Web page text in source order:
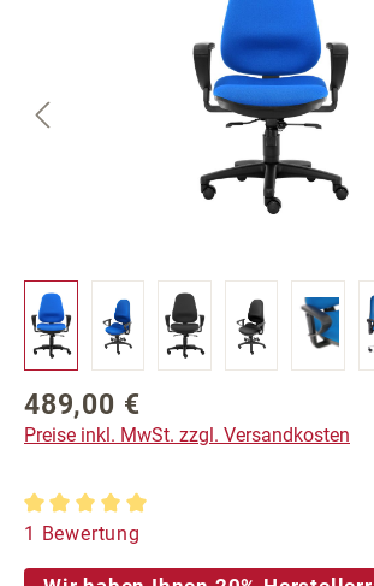
Regulärer Preis:
489,00 €
Preise inkl. MwSt. zzgl. Versandkosten
Durchschnittliche Bewertung von 5
1 Bewertung